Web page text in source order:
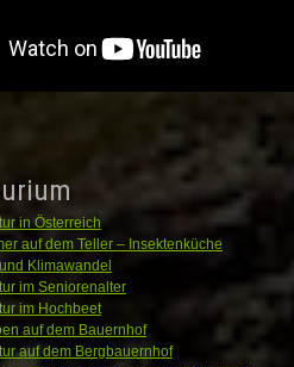
in Österreich
auf dem Teller – Insektenküche
Klimawandel
im Seniorenalter
im Hochbeet
auf dem Bauernhof
auf dem Bergbauernhof